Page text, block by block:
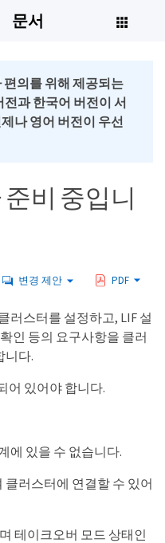
문서
의를 위해 제공되는
과 한국어 버전이 서
나 영어 버전이 우선
비 중입니
변경 제안 PDF
러스터를 설정하고, LIF 설
인 등의 요구사항을 클러
니다.
어 있어야 합니다.
에 있을 수 없습니다.
클러스터에 연결할 수 있어
테이크오버 모드 상태인